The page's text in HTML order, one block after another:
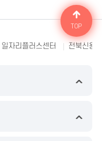
자리플러스센터 전북신용
TOP